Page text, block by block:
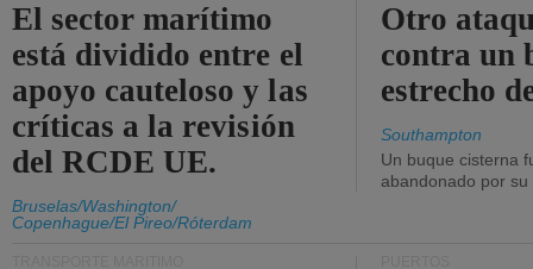
El sector marítimo
está dividido entre el
apoyo cauteloso y las
críticas a la revisión
del RCDE UE.
Bruselas/Washington/
Copenhague/El Pireo/Róterdam
Otro
contra un
estrecho
Southampton
Un buque cisterna
abandonado por su